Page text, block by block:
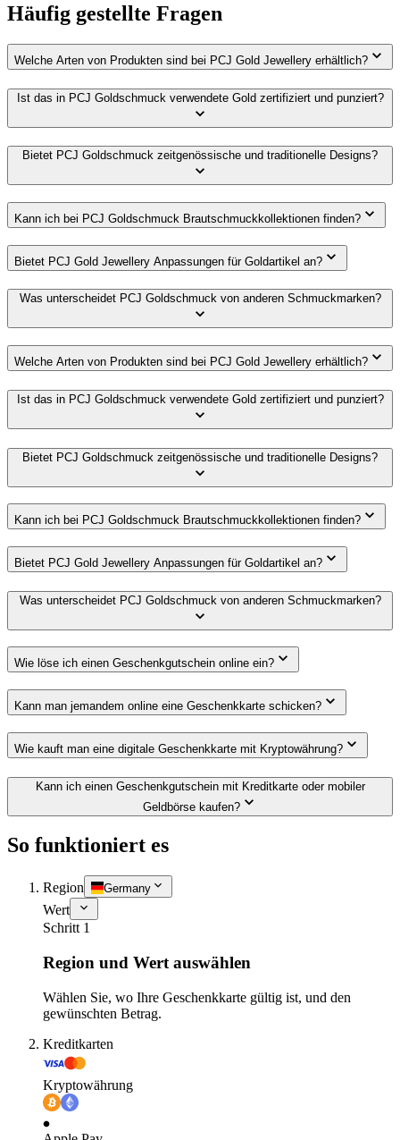
Häufig gestellte Fragen
Welche Arten von Produkten sind bei PCJ Gold Jewellery erhältlich?
Ist das in PCJ Goldschmuck verwendete Gold zertifiziert und punziert?
Bietet PCJ Goldschmuck zeitgenössische und traditionelle Designs?
Kann ich bei PCJ Goldschmuck Brautschmuckkollektionen finden?
Bietet PCJ Gold Jewellery Anpassungen für Goldartikel an?
Was unterscheidet PCJ Goldschmuck von anderen Schmuckmarken?
Welche Arten von Produkten sind bei PCJ Gold Jewellery erhältlich?
Ist das in PCJ Goldschmuck verwendete Gold zertifiziert und punziert?
Bietet PCJ Goldschmuck zeitgenössische und traditionelle Designs?
Kann ich bei PCJ Goldschmuck Brautschmuckkollektionen finden?
Bietet PCJ Gold Jewellery Anpassungen für Goldartikel an?
Was unterscheidet PCJ Goldschmuck von anderen Schmuckmarken?
Wie löse ich einen Geschenkgutschein online ein?
Kann man jemandem online eine Geschenkkarte schicken?
Wie kauft man eine digitale Geschenkkarte mit Kryptowährung?
Kann ich einen Geschenkgutschein mit Kreditkarte oder mobiler
Geldbörse kaufen?
So funktioniert es
Region Germany
Wert
Schritt 1
Region und Wert auswählen
Wählen Sie, wo Ihre Geschenkkarte gültig ist, und den
gewünschten Betrag.
Kreditkarten
Kryptowährung